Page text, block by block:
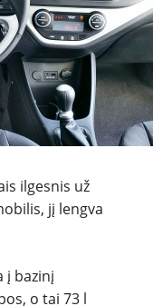
ilgesnis už
jį lengva
į bazinį
o tai 73 l